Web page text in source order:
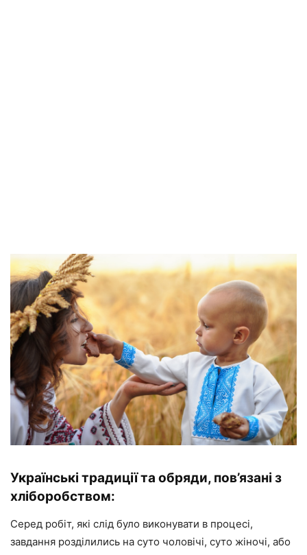
Українські традиції та обряди, пов’язані з
хліборобством:
Серед робіт, які слід було виконувати в процесі,
завдання розділились на суто чоловічі, суто жіночі, або